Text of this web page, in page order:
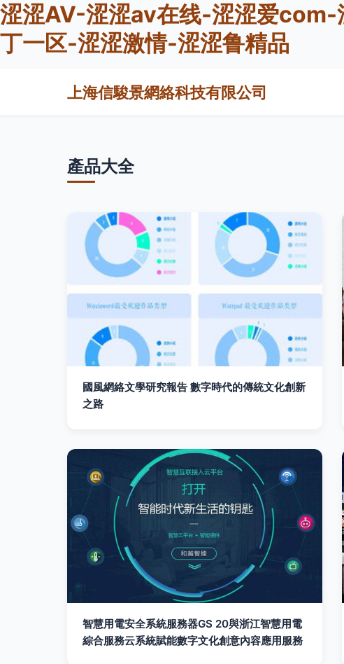
涩涩AV-涩涩av在线-涩涩爱com-
丁一区-涩涩激情-涩涩鲁精品
上海信駿景網絡科技有限公司
產品大全
國風網絡文學研究報告 數字時代的傳統文化創新
之路
智慧用電安全系統服務器GS 20與浙江智慧用電
綜合服務云系統賦能數字文化創意內容應用服務